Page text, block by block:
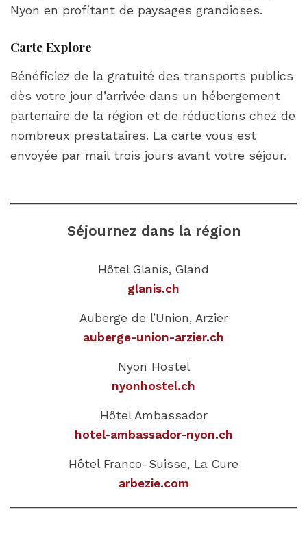
Nyon en profitant de paysages grandioses.
Carte Explore
Bénéficiez de la gratuité des transports publics
dès votre jour d’arrivée dans un hébergement
partenaire de la région et de réductions chez de
nombreux prestataires. La carte vous est
envoyée par mail trois jours avant votre séjour.
Séjournez dans la région
Hôtel Glanis, Gland
glanis.ch
Auberge de l’Union, Arzier
auberge-union-arzier.ch
Nyon Hostel
nyonhostel.ch
Hôtel Ambassador
hotel-ambassador-nyon.ch
Hôtel Franco-Suisse, La Cure
arbezie.com